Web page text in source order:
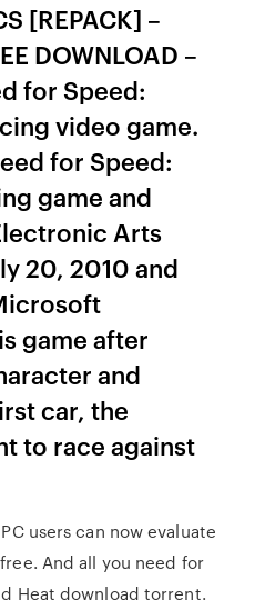
[REPACK] –
DOWNLOAD –
for Speed:
video game.
for Speed:
game and
Arts
20, 2010 and
game after
and
car, the
to race against
users can now evaluate
And all you need for
Heat download torrent.